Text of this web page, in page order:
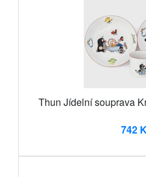
Thun Jídelní souprava
742